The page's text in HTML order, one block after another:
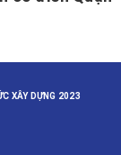
XÂY DỰNG 2023